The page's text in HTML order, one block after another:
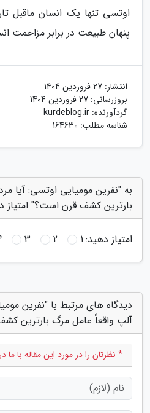
اوتسی تنها یک انسان ماقبل
پنهان طبیعت در برابر مزاحمت
انتشار: 27 فروردین 1404
بروزرسانی: 27 فروردین 1404
گردآورنده: kurdeblog.ir
شناسه مطلب: 164630
به "نفرین مومیایی اوتسی: آیا
بارترین کشف قرن است؟" امتیاز
امتیاز دهید:1
2
3
دیدگاه های مرتبط با "نفرین
آلپ واقعاً عامل مرگ بارترین
* نظرتان را در مورد این مقاله با ما